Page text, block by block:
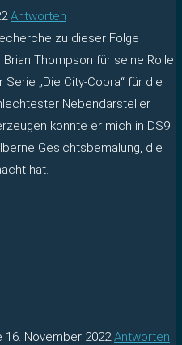
Antworten
zu dieser Folge
Thompson für seine Rolle
„Die City-Cobra“ für die
Nebendarsteller
konnte er mich in DS9
Gesichtsbemalung, die
hat.
16. November 2022 Antworten